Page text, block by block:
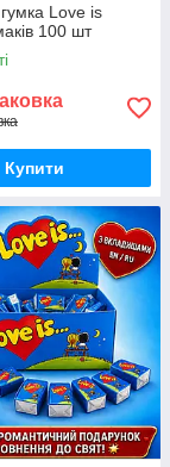
Love is
100 шт
Купити